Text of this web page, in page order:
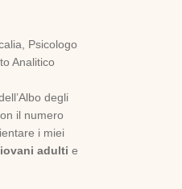
Psicologo
Analitico
degli
il numero
i miei
adulti e